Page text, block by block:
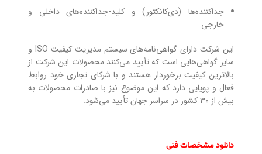
جداکننده‌ها (دی‌کانکتور) و کلید-جداکننده‌های داخلی و
خارجی
این شرکت دارای گواهی‌نامه‌های سیستم مدیریت کیفیت ISO و
سایر گواهی‌هایی است که تأیید می‌کنند محصولات این شرکت از
بالاترین کیفیت برخوردار هستند و با شرکای تجاری خود روابط
فعال و پویایی دارد که این موضوع نیز با صادرات محصولات به
بیش از ۳۰ کشور در سراسر جهان تأیید می‌شود.
دانلود مشخصات فنی